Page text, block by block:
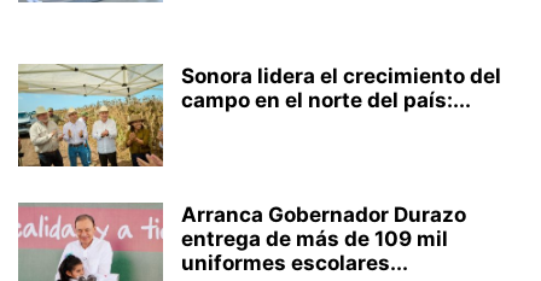
Sonora lidera el crecimiento del
campo en el norte del país:...
Arranca Gobernador Durazo
entrega de más de 109 mil
uniformes escolares...